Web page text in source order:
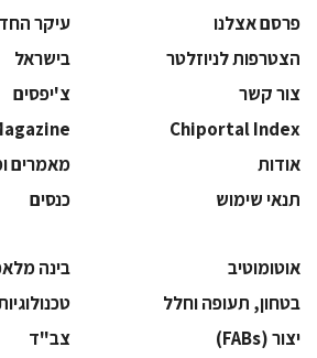
פרסם אצלנו
עיקר
הצטרפות לניוזלטר
בישראל
צור קשר
צ'יפסים
Chiportal Index
אודות
מאמרים
תנאי שימוש
כנסים
אוטומוטיב
בינה
בטחון, תעופה וחלל
‫יצור (‪(FABs‬‬
‫צב"ד‬